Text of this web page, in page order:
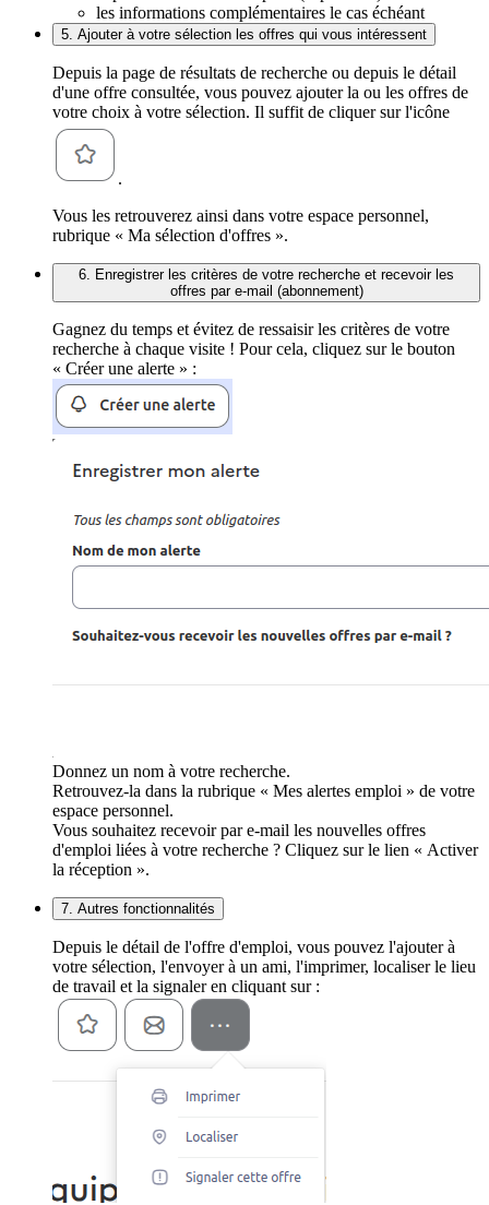
les informations complémentaires le cas échéant
5. Ajouter à votre sélection les offres qui vous intéressent
Depuis la page de résultats de recherche ou depuis le détail
d'une offre consultée, vous pouvez ajouter la ou les offres de
votre choix à votre sélection. Il suffit de cliquer sur l'icône
.
Vous les retrouverez ainsi dans votre espace personnel,
rubrique « Ma sélection d'offres ».
6. Enregistrer les critères de votre recherche et recevoir les
offres par e-mail (abonnement)
Gagnez du temps et évitez de ressaisir les critères de votre
recherche à chaque visite ! Pour cela, cliquez sur le bouton
« Créer une alerte » :
Donnez un nom à votre recherche.
Retrouvez-la dans la rubrique « Mes alertes emploi » de votre
espace personnel.
Vous souhaitez recevoir par e-mail les nouvelles offres
d'emploi liées à votre recherche ? Cliquez sur le lien « Activer
la réception ».
7. Autres fonctionnalités
Depuis le détail de l'offre d'emploi, vous pouvez l'ajouter à
votre sélection, l'envoyer à un ami, l'imprimer, localiser le lieu
de travail et la signaler en cliquant sur :